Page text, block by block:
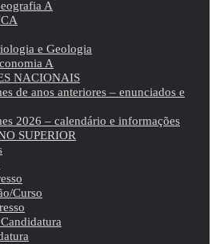
A
e Geologia
A
NACIONAIS
de anos anteriores – enunciados e
2026 – calendário e informações
SUPERIOR
Curso